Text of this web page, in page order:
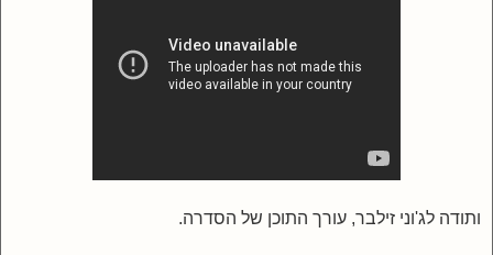
ותודה לג'וני זילבר, עורך התוכן של הסדרה.